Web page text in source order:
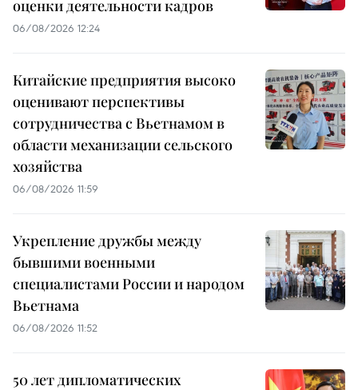
оценки деятельности кадров
06/08/2026 12:24
Китайские предприятия высоко
оценивают перспективы
сотрудничества с Вьетнамом в
области механизации сельского
хозяйства
06/08/2026 11:59
Укрепление дружбы между
бывшими военными
специалистами России и народом
Вьетнама
06/08/2026 11:52
50 лет дипломатических